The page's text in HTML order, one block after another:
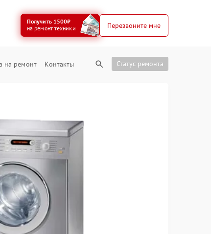
Получить 1500₽
на ремонт техники
Перезвоните мне
на ремонт Контакты Статус ремонта